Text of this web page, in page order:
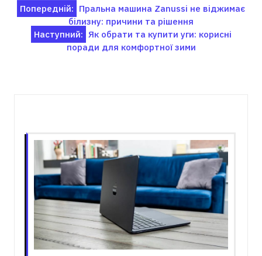
Навігація
записів
Попередній: Пральна машина Zanussi не віджимає
білизну: причини та рішення
Наступний: Як обрати та купити уги: корисні
поради для комфортної зими